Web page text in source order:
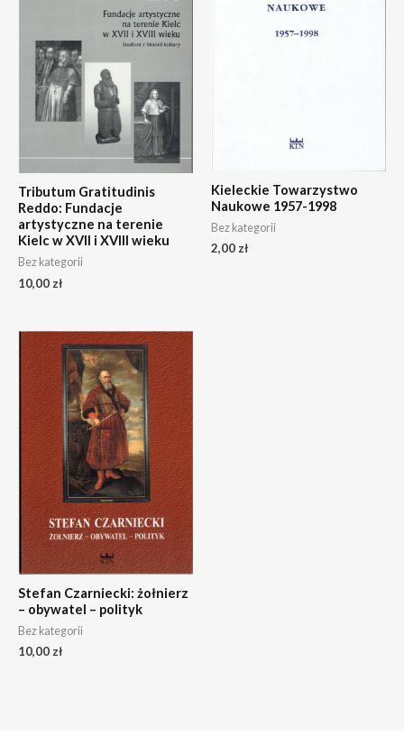
Tributum Gratitudinis
Reddo: Fundacje
artystyczne na terenie
Kielc w XVII i XVIII wieku
Bez kategorii
10,00 zł
Kieleckie Towarzystwo
Naukowe 1957-1998
Bez kategorii
2,00 zł
Stefan Czarniecki: żołnierz
– obywatel – polityk
Bez kategorii
10,00 zł